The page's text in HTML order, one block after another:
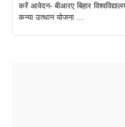
करें आवेदन- बीआरए बिहार
कन्या उत्थान योजना ...